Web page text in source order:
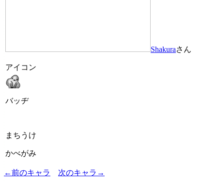
Shakuraさん
アイコン
バッヂ
まちうけ
かべがみ
←前のキャラ 次のキャラ→